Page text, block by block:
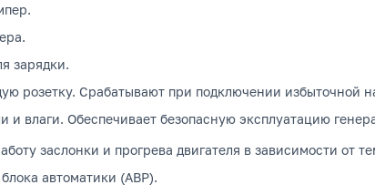
зарядки.
розетку. Срабатывают при подключении избыточной
и влаги. Обеспечивает безопасную эксплуатацию
заслонки и прогрева двигателя в зависимости от
автоматики (АВР).